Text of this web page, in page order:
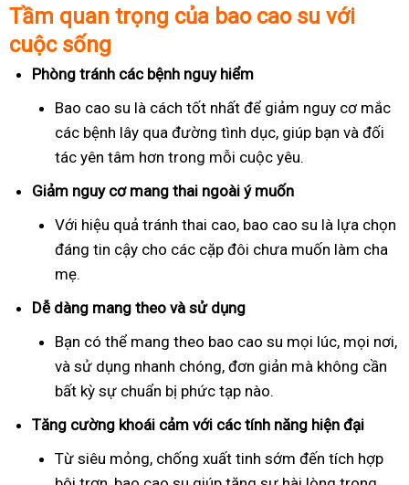
Tầm quan trọng của bao cao su với
cuộc sống
Phòng tránh các bệnh nguy hiểm
Bao cao su là cách tốt nhất để giảm nguy cơ mắc
các bệnh lây qua đường tình dục, giúp bạn và đối
tác yên tâm hơn trong mỗi cuộc yêu.
Giảm nguy cơ mang thai ngoài ý muốn
Với hiệu quả tránh thai cao, bao cao su là lựa chọn
đáng tin cậy cho các cặp đôi chưa muốn làm cha
mẹ.
Dễ dàng mang theo và sử dụng
Bạn có thể mang theo bao cao su mọi lúc, mọi nơi,
và sử dụng nhanh chóng, đơn giản mà không cần
bất kỳ sự chuẩn bị phức tạp nào.
Tăng cường khoái cảm với các tính năng hiện đại
Từ siêu mỏng, chống xuất tinh sớm đến tích hợp